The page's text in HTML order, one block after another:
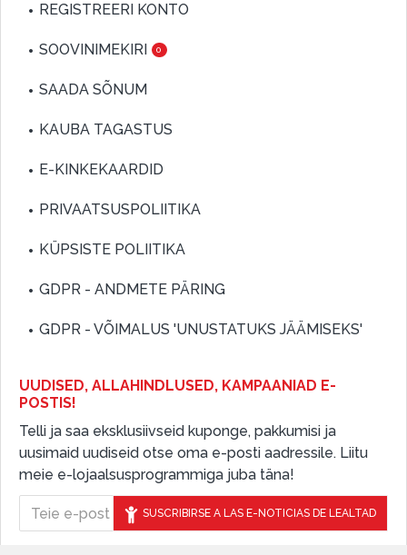
REGISTREERI KONTO
SOOVINIMEKIRI 0
SAADA SÕNUM
KAUBA TAGASTUS
E-KINKEKAARDID
PRIVAATSUSPOLIITIKA
KÜPSISTE POLIITIKA
GDPR - ANDMETE PÄRING
GDPR - VÕIMALUS 'UNUSTATUKS JÄÄMISEKS'
UUDISED, ALLAHINDLUSED, KAMPAANIAD E-
POSTIS!
Telli ja saa eksklusiivseid kuponge, pakkumisi ja
uusimaid uudiseid otse oma e-posti aadressile. Liitu
meie e-lojaalsusprogrammiga juba täna!
SUSCRIBIRSE A LAS E-NOTICIAS DE LEALTAD